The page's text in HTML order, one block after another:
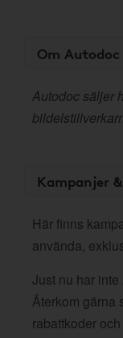
Om Autodoc
Autodoc säljer
Kampanjer
Här finns
använda,
Just nu har
Återkom gärna
rabattkoder